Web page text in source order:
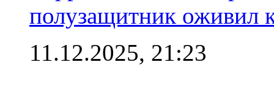
полузащитник оживил
11.12.2025, 21:23